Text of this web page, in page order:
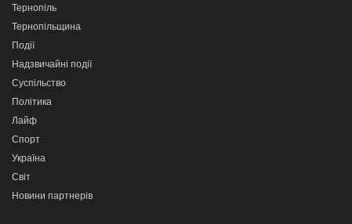
Тернопіль
Тернопільщина
Події
Надзвичайні події
Суспільство
Політика
Лайф
Спорт
Україна
Світ
Новини партнерів